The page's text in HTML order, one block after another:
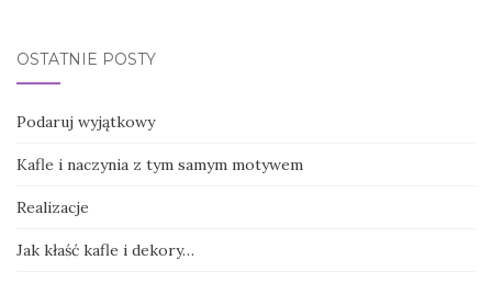
OSTATNIE POSTY
Podaruj wyjątkowy
Kafle i naczynia z tym samym motywem
Realizacje
Jak kłaść kafle i dekory…